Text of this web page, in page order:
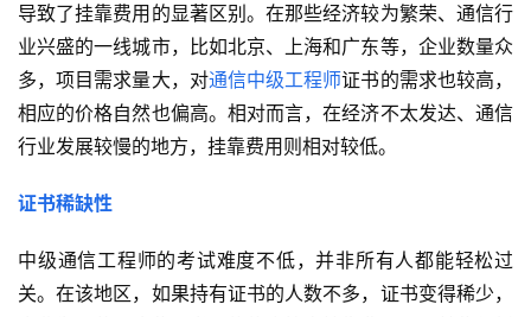
导致了挂靠费用的显著区别。在那些经济较为繁荣、通信行
业兴盛的一线城市，比如北京、上海和广东等，企业数量众
多，项目需求量大，对通信中级工程师证书的需求也较高，
相应的价格自然也偏高。相对而言，在经济不太发达、通信
行业发展较慢的地方，挂靠费用则相对较低。
证书稀缺性
中级通信工程师的考试难度不低，并非所有人都能轻松过
关。在该地区，如果持有证书的人数不多，证书变得稀少，